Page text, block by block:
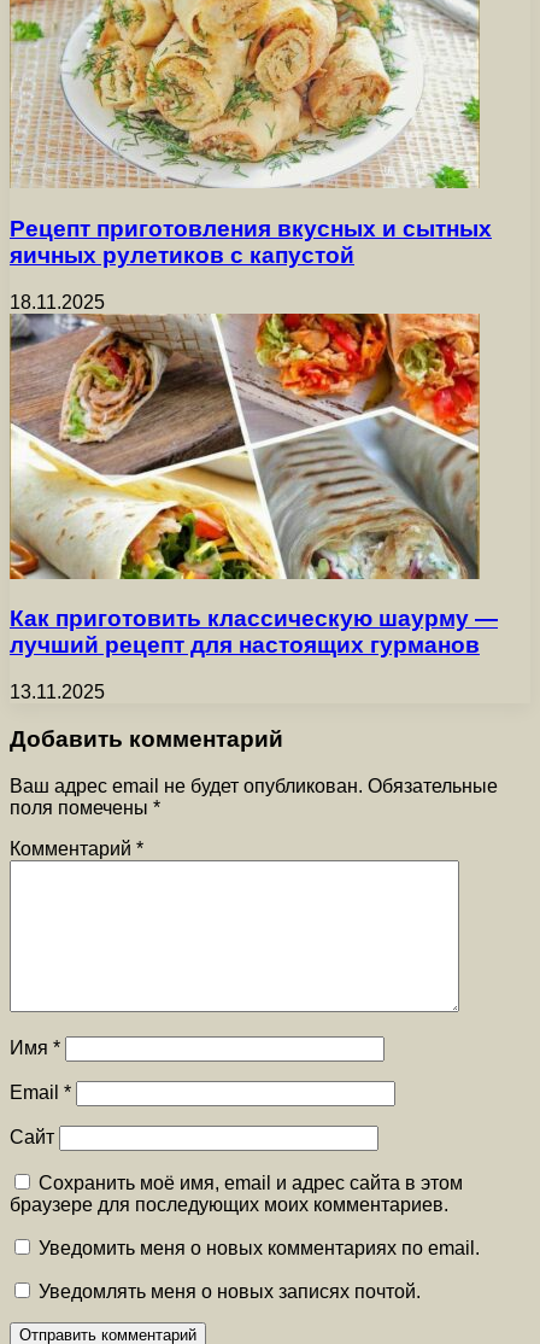
Рецепт приготовления вкусных и сытных
яичных рулетиков с капустой
18.11.2025
Как приготовить классическую шаурму —
лучший рецепт для настоящих гурманов
13.11.2025
Добавить комментарий
Ваш адрес email не будет опубликован. Обязательные
поля помечены *
Комментарий *
Имя *
Email *
Сайт
Сохранить моё имя, email и адрес сайта в этом
браузере для последующих моих комментариев.
Уведомить меня о новых комментариях по email.
Уведомлять меня о новых записях почтой.